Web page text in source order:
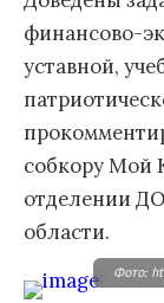
финансово-
уставной,
собкору Мой
отделении
области.
Фото: